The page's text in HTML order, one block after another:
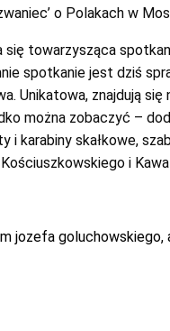
o Polakach w
się towarzysząca
spotkanie jest dziś
Unikatowa, znajdują
można zobaczyć –
karabiny skałkowe,
i
jozefa goluchowskiego,